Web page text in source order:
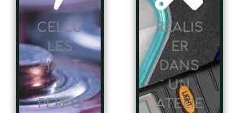
CELLU
LES
HAUT
E
PERFO
RÉALIS
ER
DANS
UN
ATELIE